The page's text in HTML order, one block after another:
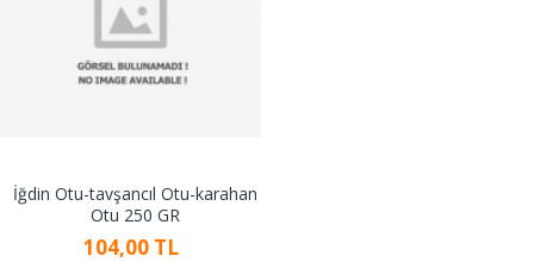
İğdin Otu-tavşancıl Otu-karahan
Otu 250 GR
104,00 TL